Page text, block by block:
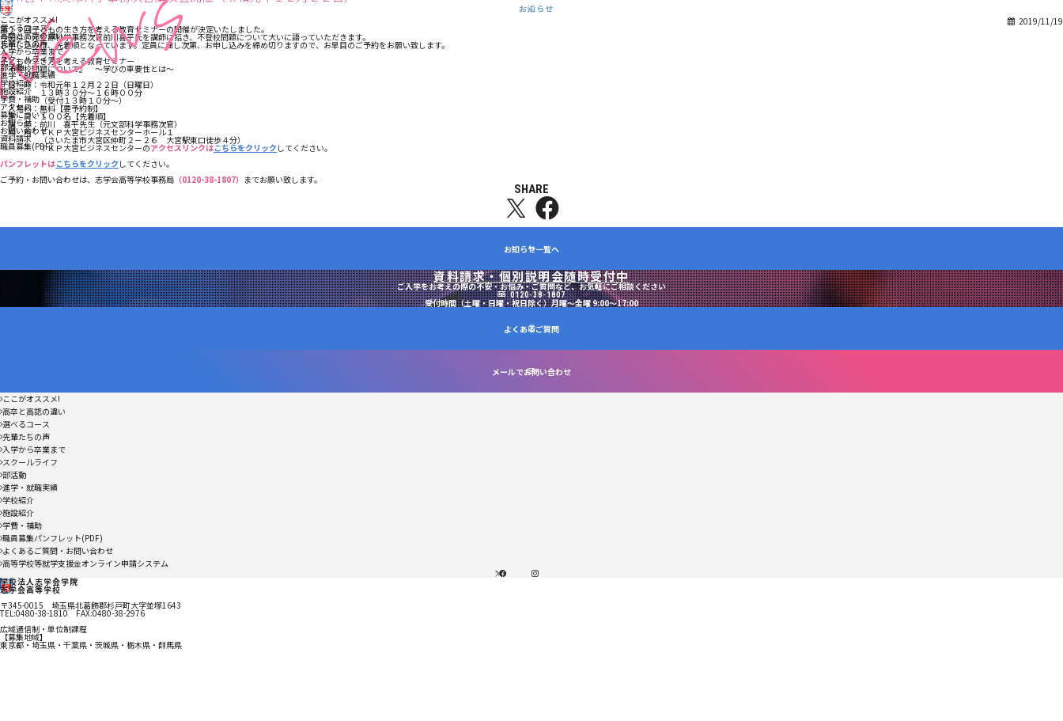
学校法人志学会学院
志学会高等学校
ここがオススメ!
選べるコース
高卒と高認の違い
先輩たちの声
入学から卒業まで
スクールライフ
部活動
進学・就職実績
学校紹介
施設紹介
学費・補助
アクセス
募集について
お知らせ
お問い合わせ
資料請求
職員募集(PDF)
お知らせ
2019/11/19
第１７回子どもの生き方を考える教育セミナーの開催が決定いたしました。
今回は、元文部科学事務次官前川喜平氏を講師に招き、不登校問題について大いに語っていただきます。
お申し込みは、先着順となっています。定員に達し次第、お申し込みを締め切りますので、お早目のご予約をお願い致します。
子どもの生き方を考える教育セミナー
『不登校問題について』 ～学びの重要性とは～
日 時：令和元年１２月２２日（日曜日）
１３時３０分～１６時００分
（受付１３時１０分～）
入場料：無料【要予約制】
定 員：１００名【先着順】
講 師：前川 喜平先生（元文部科学事務次官）
場 所：ＴＫＰ大宮ビジネスセンターホール１
（さいたま市大宮区仲町２－２６ 大宮駅東口徒歩４分）
ＴＫＰ大宮ビジネスセンターのアクセスリンクはこちらをクリック してください。
パンフレットはこちらをクリック してください。
ご予約・お問い合わせは、志学会高等学校事務局 （0120-38-1807） までお願い致します。
SHARE
お知らせ一覧へ
次の記事
資料請求・個別説明会随時受付中
ご入学をお考えの際の不安・お悩み・ご質問など、お気軽にご相談ください
0120-38-1807
受付時間（土曜・日曜・祝日除く）月曜～金曜 9:00～17:00
よくあるご質問
メールでお問い合わせ
ここがオススメ!
高卒と高認の違い
選べるコース
先輩たちの声
入学から卒業まで
スクールライフ
部活動
進学・就職実績
学校紹介
施設紹介
学費・補助
職員募集パンフレット(PDF)
よくあるご質問・お問い合わせ
高等学校等就学支援金オンライン申請システム
X
facebook
学校法人志学会学院
志学会高等学校
〒345-0015 埼玉県北葛飾郡杉戸町大字並塚1643
TEL:0480-38-1810 FAX:0480-38-2976
広域通信制・単位制課程
【募集地域】
東京都・埼玉県・千葉県・茨城県・栃木県・群馬県